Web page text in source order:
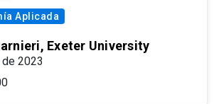
Aplicada
Exeter University
2023